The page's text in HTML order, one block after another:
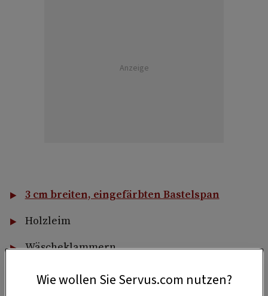
Anzeige
3 cm breiten, eingefärbten Bastelspan
Holzleim
Wäscheklammern
So geht‘sWie wollen Sie Servus.com nutzen?